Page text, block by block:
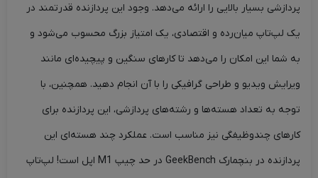
پردازشی بسیار بالایی را ارائه می‌دهد. وجود این پردازنده‌ قدرتمند در
یک لپ‌تاپ میان‌رده و اقتصادی، یک امتیاز بزرگ محسوب می‌شود و
به شما این امکان را می‌دهد تا کارهای سنگین و پیچیده‌ای مانند
ویرایش ویدیو و طراحی گرافیکی را با آن انجام دهید. همچنین، با
توجه به تعداد هسته‌ها و رشته‌های پردازشی، این پردازنده برای
کارهای چندوظیفگی نیز مناسب است. عملکرد چند هسته‌ای این
پردازنده در بنچمارک GeekBench در حد چیپ M1 اپل است! لپ‌تاپ